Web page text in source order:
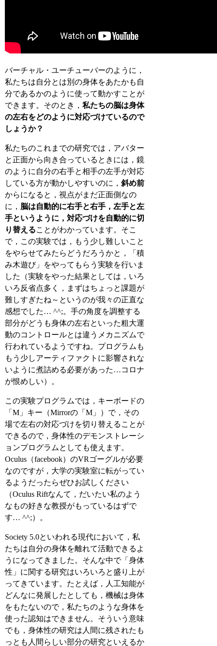
バーチャル・ユーチューバーのように，
私たちは自分とは別の身体をあたかも自
分であるかのように使って動かすことが
できます。そのとき，私たちの脳は身体
の左右をどのように対応づけているので
しょうか？
私たちのこれまでの研究では，アバター
と正面から向き合っているときには，鏡
のように自分の右手と相手の左手が対応
している方が動かしやすいのに，斜め前
からになると，視点がまだ正面側なの
に， 脳は自動的に右手と右手，左手と左
手というように，対応づけを自動的に切
り替えることがわかっています。そこ
で，この実験では，もう少し難しいこと
をやらせてみたらどうだろうかと，「積
み木遊び」をやってもらう実験を行いま
した（実験をやった結果としては，いろ
いろ反省点多く，まずはちょっと課題が
難しすぎたね～というのが我々の正直な
感想でした… ^^;。手の角度を調整する
部分がどうも身体の左右といった粗大運
動のコントロールとは違うメカニズムで
行われているようですね。プログラムも
もう少しアーティファクトに影響されな
いように煮詰める必要があった…コロナ
が恨めしい）。
この実験プログラムでは，キーボードの
「M」キー（Mirrorの「M」）で，その
場で左右の対応づけを切り替えることが
できるので，身体性のデモンストレーシ
ョンプログラムとしても使えます。
Oculus（facebook）のVRゴーグルが必要
なのですが，大学の実験室に転がってい
るようだったらぜひお試しください
（Oculus Riftなんて，だいたい私のよう
なもの好きな教授がもっているはずで
す… ^^;）。
Society 5.0といわれる現代において，私
たちは自分の身体を離れて活動できるよ
うになってきました。そんな中で「身体
性」に関する研究はいろいろと盛り上が
ってきています。たとえば，人工知能が
どんなに発展したとしても，機械は身体
をもたないので，私たちのような身体を
使った認知はできません。そういう意味
でも，身体性の研究は人間に残されたも
っとも人間らしい部分の研究といえるか